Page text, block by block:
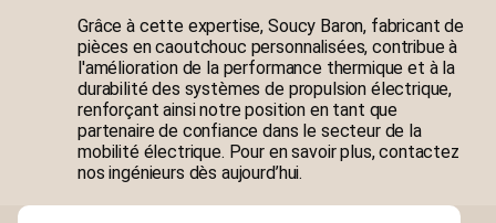
Grâce à cette expertise, Soucy Baron, fabricant de
pièces en caoutchouc personnalisées, contribue à
l'amélioration de la performance thermique et à la
durabilité des systèmes de propulsion électrique,
renforçant ainsi notre position en tant que
partenaire de confiance dans le secteur de la
mobilité électrique. Pour en savoir plus, contactez
nos ingénieurs dès aujourd’hui.